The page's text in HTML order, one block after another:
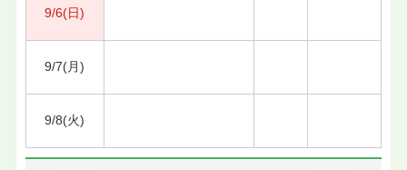
9/6(日)
9/7(月)
9/8(火)